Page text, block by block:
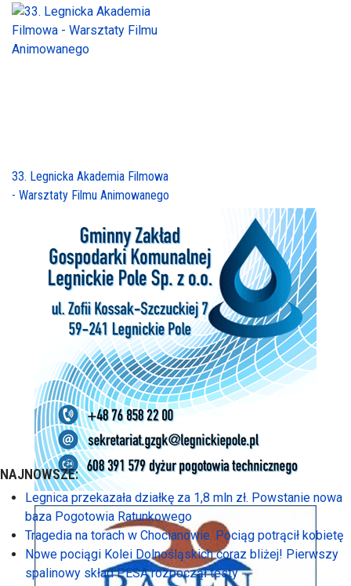
33. Legnicka Akademia Filmowa
- Warsztaty Filmu Animowanego
NAJNOWSZE:
Legnica przekazała działkę za 1,8 mln zł. Powstanie nowa
baza Pogotowia Ratunkowego
Tragedia na torach w Chocianowie. Pociąg potrącił kobietę
Nowe pociągi Kolei Dolnośląskich coraz bliżej! Pierwszy
spalinowy skład PESA rozpoczął testy